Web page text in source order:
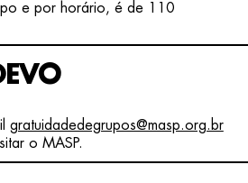
e por horário, é de 110
gratuidadedegrupos@masp.org.br
o MASP.